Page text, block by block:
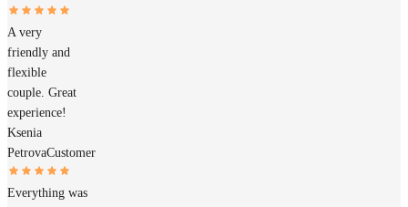
A very
friendly and
flexible
couple. Great
experience!
Ksenia
PetrovaCustomer
Everything was